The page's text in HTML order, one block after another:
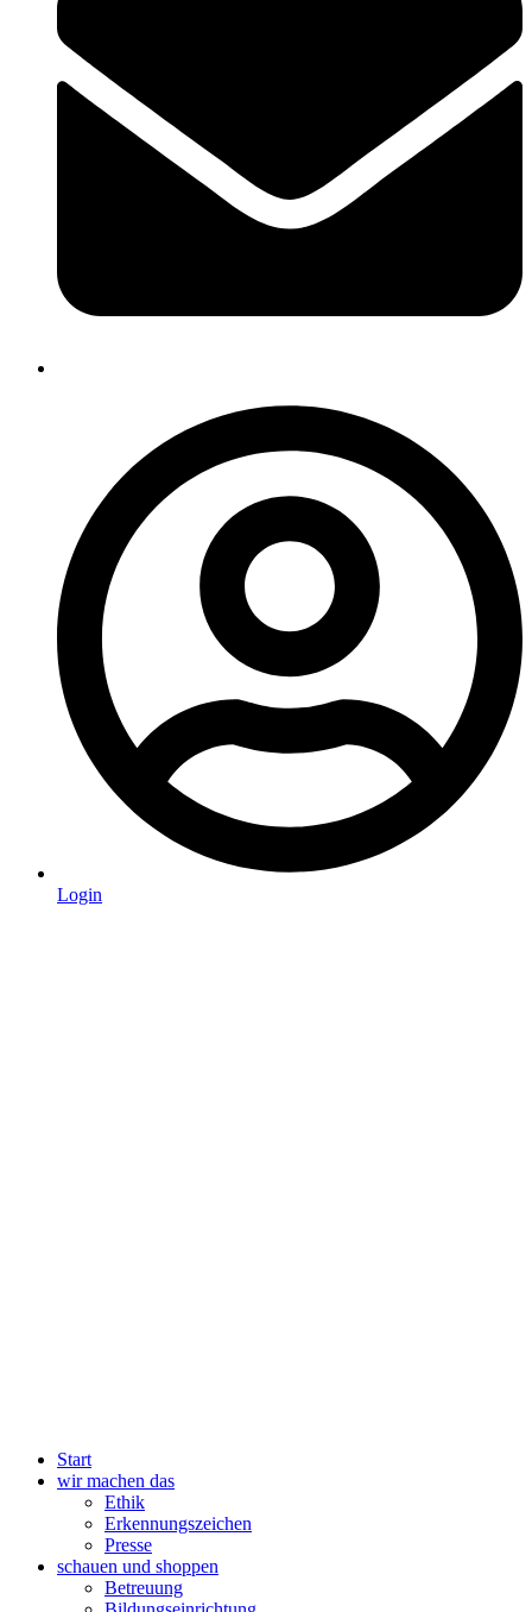
Login
Start
wir machen das
Ethik
Erkennungszeichen
Presse
schauen und shoppen
Betreuung